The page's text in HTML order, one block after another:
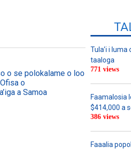
o se polokalame o loo auai mai
o
a Samoa
Tula’i i
taaloga
771 views
Faamalosia
$414,000 a
386 views
Faaalia